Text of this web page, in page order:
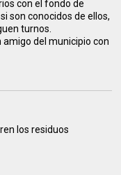
con el fondo de
son conocidos de ellos,
turnos.
del municipio con
los residuos